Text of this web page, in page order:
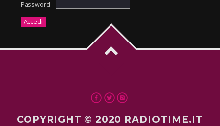
Password
COPYRIGHT © 2020 RADIOTIME.IT